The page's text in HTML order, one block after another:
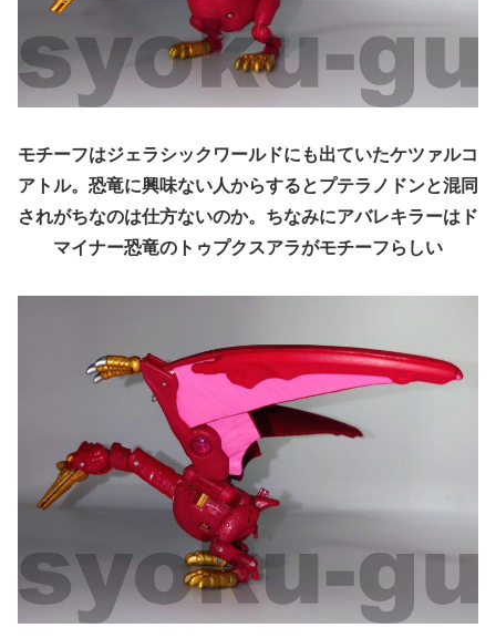
モチーフはジェラシックワールドにも出ていたケツァルコ
アトル。恐竜に興味ない人からするとプテラノドンと混同
されがちなのは仕方ないのか。ちなみにアバレキラーはド
マイナー恐竜のトゥプクスアラがモチーフらしい